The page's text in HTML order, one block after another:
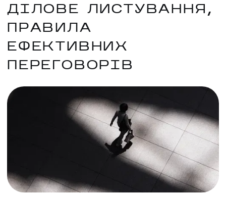
ДІЛОВЕ ЛИСТУВАННЯ,
ПРАВИЛА
ЕФЕКТИВНИХ
ПЕРЕГОВОРІВ